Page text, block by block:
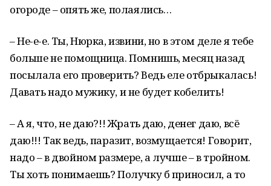
огороде – опять же, полаялись…
– Не-е-е. Ты, Нюрка, извини, но в этом деле я тебе
больше не помощница. Помнишь, месяц назад
посылала его проверить? Ведь еле отбрыкалась!
Давать надо мужику, и не будет кобелить!
– А я, что, не даю?!! Жрать даю, денег даю, всё
даю!!! Так ведь, паразит, возмущается! Говорит,
надо – в двойном размере, а лучше – в тройном.
Ты хоть понимаешь? Получку б приносил, а то